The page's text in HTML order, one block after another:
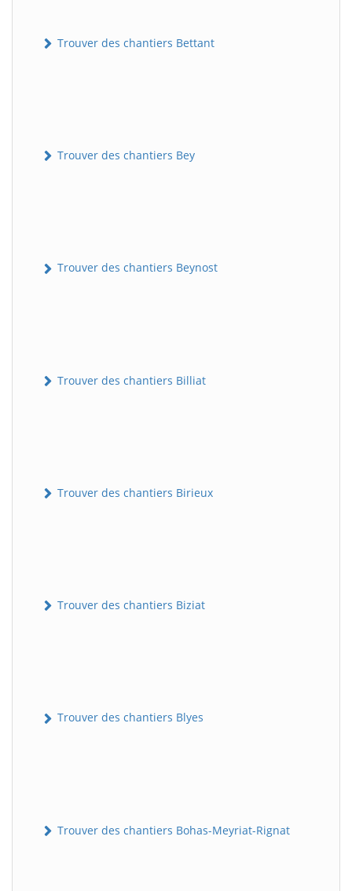
Trouver des chantiers Bettant
Trouver des chantiers Bey
Trouver des chantiers Beynost
Trouver des chantiers Billiat
Trouver des chantiers Birieux
Trouver des chantiers Biziat
Trouver des chantiers Blyes
Trouver des chantiers Bohas-Meyriat-Rignat